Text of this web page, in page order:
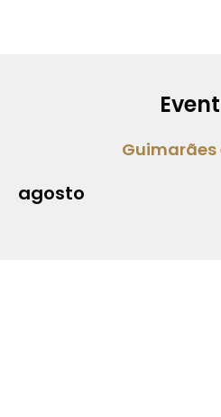
Guimarães
agosto